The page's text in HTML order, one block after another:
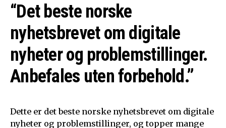
“Det beste norske
nyhetsbrevet om digitale
nyheter og problemstillinger.
Anbefales uten forbehold.”
Dette er det beste norske nyhetsbrevet om digitale
nyheter og problemstillinger, og topper mange